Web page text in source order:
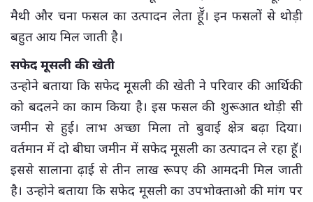
मैथी और चना फसल का उत्पादन लेता हॅॅू। इन फसलों से थोड़ी
बहुत आय मिल जाती है।
सफेद मूसली की खेती
उन्होने बताया कि सफेद मूसली की खेती ने परिवार की आर्थिकी
को बदलने का काम किया है। इस फसल की शुरूआत थोड़ी सी
जमीन से हुई। लाभ अच्छा मिला तो बुवाई क्षेत्र बढ़ा दिया।
वर्तमान में दो बीघा जमीन में सफेद मूसली का उत्पादन ले रहा हॅू।
इससे सालाना ढ़ाई से तीन लाख रूपए की आमदनी मिल जाती
है। उन्होने बताया कि सफेद मूसली का उपभोक्ताओ की मांग पर